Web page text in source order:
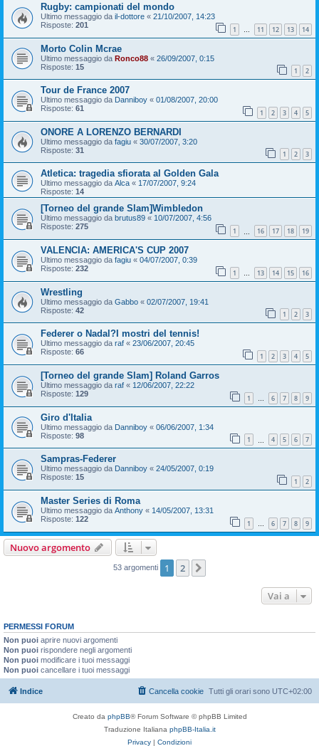
Rugby: campionati del mondo
Ultimo messaggio da il-dottore « 21/10/2007, 14:23
Risposte: 201 1 11 12 13 14
Morto Colin Mcrae
Ultimo messaggio da Ronco88 « 26/09/2007, 0:15
Risposte: 15 1 2
Tour de France 2007
Ultimo messaggio da Danniboy « 01/08/2007, 20:00
Risposte: 61 1 2 3 4 5
ONORE A LORENZO BERNARDI
Ultimo messaggio da fagiu « 30/07/2007, 3:20
Risposte: 31 1 2 3
Atletica: tragedia sfiorata al Golden Gala
Ultimo messaggio da Alca « 17/07/2007, 9:24
Risposte: 14
[Torneo del grande Slam]Wimbledon
Ultimo messaggio da brutus89 « 10/07/2007, 4:56
Risposte: 275 1 16 17 18 19
VALENCIA: AMERICA'S CUP 2007
Ultimo messaggio da fagiu « 04/07/2007, 0:39
Risposte: 232 1 … 13 14 15 16
Wrestling
Ultimo messaggio da Gabbo « 02/07/2007, 19:41
Risposte: 42 1 2 3
Federer o Nadal?I mostri del tennis!
Ultimo messaggio da raf « 23/06/2007, 20:45
Risposte: 66 1 2 3 4 5
[Torneo del grande Slam] Roland Garros
Ultimo messaggio da raf « 12/06/2007, 22:22
Risposte: 129 1 … 6 7 8 9
Giro d'Italia
Ultimo messaggio da Danniboy « 06/06/2007, 1:34
Risposte: 98 1 4 5 6 7
Sampras-Federer
Ultimo messaggio da Danniboy « 24/05/2007, 0:19
Risposte: 15 1 2
Master Series di Roma
Ultimo messaggio da Anthony « 14/05/2007, 13:31
Risposte: 122 1 … 6 7 8 9
Nuovo argomento
53 argomenti 1 2
Vai a
PERMESSI FORUM
Non puoi aprire nuovi argomenti
Non puoi rispondere negli argomenti
Non puoi modificare i tuoi messaggi
Non puoi cancellare i tuoi messaggi
Indice Tutti gli orari sono UTC+02:00
Cancella cookie
Creato da phpBB® Forum Software © phpBB Limited
Traduzione Italiana phpBB-Italia.it
Privacy | Condizioni